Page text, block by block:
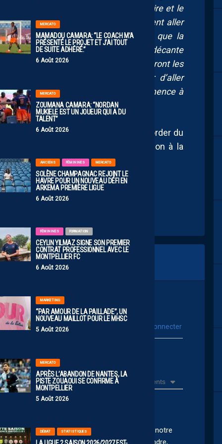
MERCATO
MAMADOU CAMARA: “LE COACH M’A
PRÉSENTÉ LE PROJET ET J’AI TOUT
DE SUITE ADHÉRÉ.”
6 Août 2026
MERCATO
ZOUMANA CAMARA: “NORDAN
MUKIELE EST UN JOUEUR QUI A DU
TALENT”
6 Août 2026
ANCIENS FÉMININES MERCATO
SOLÈNE CHAMPAGNAC REJOINT LE
HAVRE POUR UN NOUVEAU DÉFI EN
ARKEMA PREMIÈRE LIGUE
6 Août 2026
FÉMININES FORMATION
CEYLIN YILMAZ SIGNE SON PREMIER
CONTRAT PROFESSIONNEL AVEC LE
MONTPELLIER FC
6 Août 2026
MARKETING
“PAR AMOUR DE LA PAILLADE”, UN
NOUVEAU MAILLOT POUR LE MHSC
5 Août 2026
MERCATO
APRÈS L’ABANDON DE NANTES, LA
PISTE ZOUAOUI SE CONFIRME À
MONTPELLIER
5 Août 2026
DÉBAT STATISTIQUES
psychologique vont être le vestiaire et le
retard à l’allumage si tu veux vraiment aller
montée cette année, faire mieux que la
craignait, pour l’instant cela ne se décante
je demande qui est le coach, qui seront les
les joueurs peuvent choisir d’aller
le recrutement, c’est là que ça commence à
à recruter.»
plus claire, place au travail pour aborder du
au mois d’août contre Dijon à la
Se connecter avec : vous connecter
poster un commentaire
Récents
chose. On tourne une page et on réécrit notre
n’a plus la flamme, ni l’envie. Il souhaite vendre,